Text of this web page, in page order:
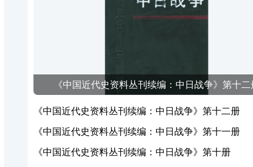
《中国近代史资料丛刊续编：中日战争》第十二
《中国近代史资料丛刊续编：中日战争》第十二册
《中国近代史资料丛刊续编：中日战争》第十一册
《中国近代史资料丛刊续编：中日战争》第十册